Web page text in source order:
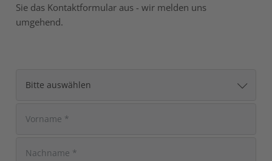
Sie das Kontaktformular aus - wir melden uns
umgehend.